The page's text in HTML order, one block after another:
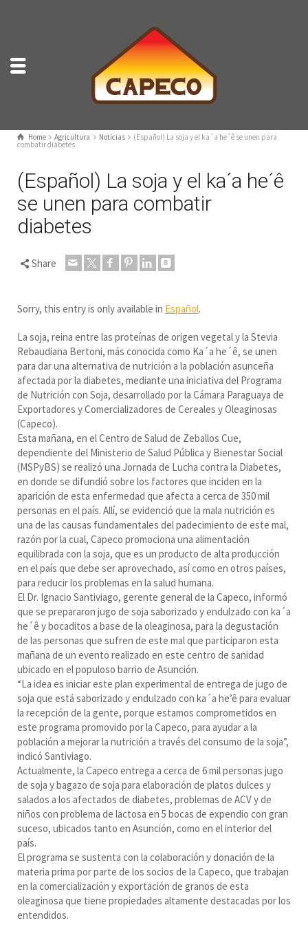
Home Agricultura Noticias (Español) La soja y el ka´a he´ê se unen para
combatir diabetes
(Español) La soja y el ka´a he´ê
se unen para combatir
diabetes
Share
Sorry, this entry is only available in Español.
La soja, reina entre las proteínas de origen vegetal y la Stevia
Rebaudiana Bertoni, más conocida como Ka´a he´ê, se unen
para dar una alternativa de nutrición a la población asunceña
afectada por la diabetes, mediante una iniciativa del Programa
de Nutrición con Soja, desarrollado por la Cámara Paraguaya de
Exportadores y Comercializadores de Cereales y Oleaginosas
(Capeco).
Esta mañana, en el Centro de Salud de Zeballos Cue,
dependiente del Ministerio de Salud Pública y Bienestar Social
(MSPyBS) se realizó una Jornada de Lucha contra la Diabetes,
en donde se difundió sobre los factores que inciden en la
aparición de esta enfermedad que afecta a cerca de 350 mil
personas en el país. Allí, se evidenció que la mala nutrición es
una de las causas fundamentales del padecimiento de este mal,
razón por la cual, Capeco promociona una alimentación
equilibrada con la soja, que es un producto de alta producción
en el país que debe ser aprovechado, así como en otros países,
para reducir los problemas en la salud humana.
El Dr. Ignacio Santiviago, gerente general de la Capeco, informó
que se prepararon jugo de soja saborizado y endulzado con ka´a
he´ê y bocaditos a base de la oleaginosa, para la degustación
de las personas que sufren de este mal que participaron esta
mañana de un evento realizado en este centro de sanidad
ubicado en el populoso barrio de Asunción.
“La idea es iniciar este plan experimental de entrega de jugo de
soja que está saborizado y endulzado con ka´a he’ê para evaluar
la recepción de la gente, porque estamos comprometidos en
este programa promovido por la Capeco, para ayudar a la
población a mejorar la nutrición a través del consumo de la soja”,
indicó Santiviago.
Actualmente, la Capeco entrega a cerca de 6 mil personas jugo
de soja y bagazo de soja para elaboración de platos dulces y
salados a los afectados de diabetes, problemas de ACV y de
niños con problema de lactosa en 5 bocas de expendio con gran
suceso, ubicados tanto en Asunción, como en el interior del
país.
El programa se sustenta con la colaboración y donación de la
materia prima por parte de los socios de la Capeco, que trabajan
en la comercialización y exportación de granos de esta
oleaginosa que tiene propiedades altamente destacadas por los
entendidos.